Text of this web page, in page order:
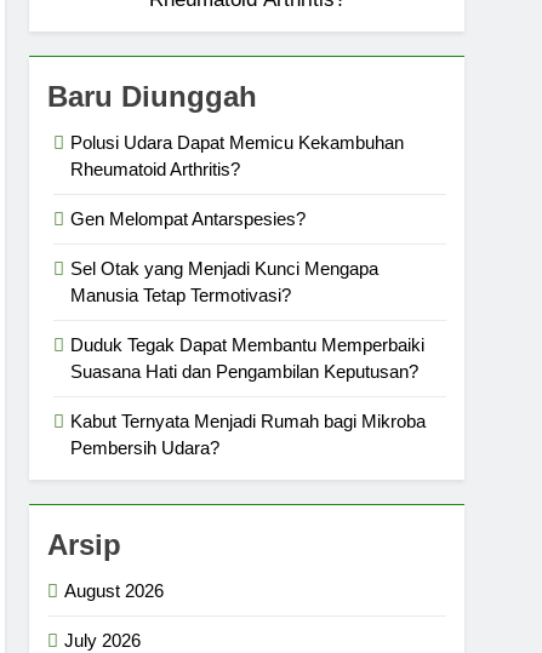
Baru Diunggah
Polusi Udara Dapat Memicu Kekambuhan
Rheumatoid Arthritis?
Gen Melompat Antarspesies?
Sel Otak yang Menjadi Kunci Mengapa
Manusia Tetap Termotivasi?
Duduk Tegak Dapat Membantu Memperbaiki
Suasana Hati dan Pengambilan Keputusan?
Kabut Ternyata Menjadi Rumah bagi Mikroba
Pembersih Udara?
Arsip
August 2026
July 2026